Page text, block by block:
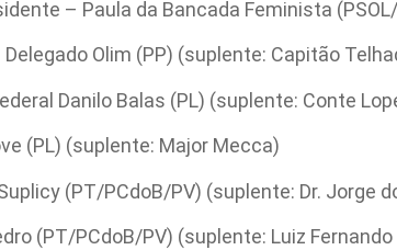
– Paula da Bancada Feminista
Olim (PP) (suplente: Capitão
Danilo Balas (PL) (suplente: Conte
(PL) (suplente: Major Mecca)
(PT/PCdoB/PV) (suplente: Dr. Jorge
(PT/PCdoB/PV) (suplente: Luiz Fernando